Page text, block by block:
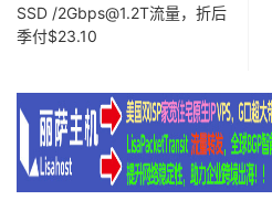
SSD /2Gbps@1.2T流量，折后
季付$23.10